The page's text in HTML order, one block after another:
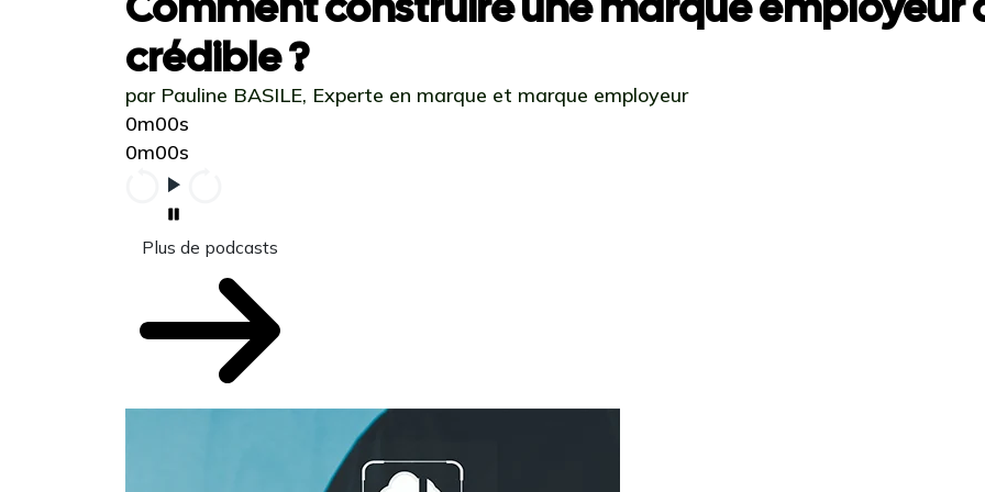
crédible ?
par Pauline BASILE, Experte en marque et marque employeur
0m00s
0m00s
Plus de podcasts